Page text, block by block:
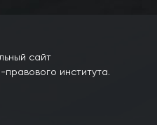
сайт
института.